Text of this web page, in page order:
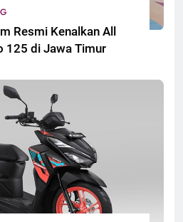
Resmi Kenalkan All
125 di Jawa Timur